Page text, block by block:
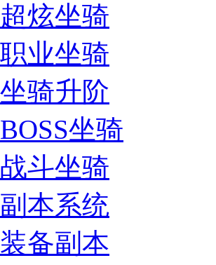
超炫坐骑
职业坐骑
坐骑升阶
BOSS坐骑
战斗坐骑
副本系统
装备副本